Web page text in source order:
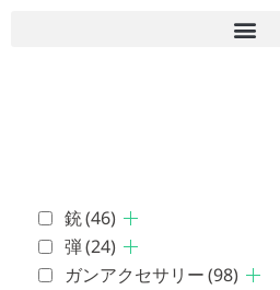
銃(46)
弾(24)
ガンアクセサリー(98)